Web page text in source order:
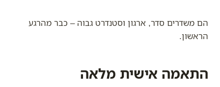
הם משדרים סדר, ארגון וסטנדרט גבוה – כבר מהרגע
הראשון.
התאמה אישית מלאה